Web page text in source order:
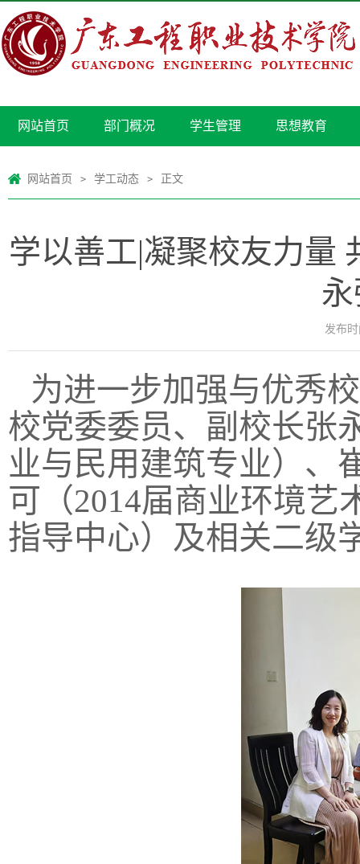
网站首页 部门概况 学生管理 思想教育
网站首页 > 学工动态 > 正文
学以善工|凝聚校友力
发布时
为进一步加强与优秀
校党委委员、副校长张
业与民用建筑专业）、
可（2014届商业环境艺
指导中心）及相关二级